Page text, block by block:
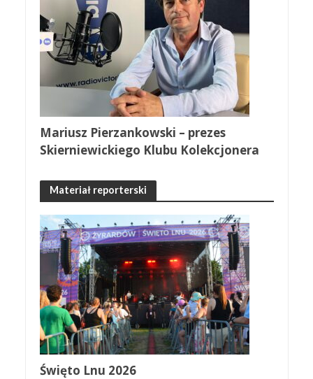
Mariusz Pierzankowski – prezes
Skierniewickiego Klubu Kolekcjonera
Materiał reporterski
Święto Lnu 2026